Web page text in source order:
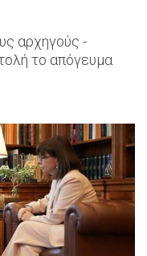
αρχηγούς -
το απόγευμα